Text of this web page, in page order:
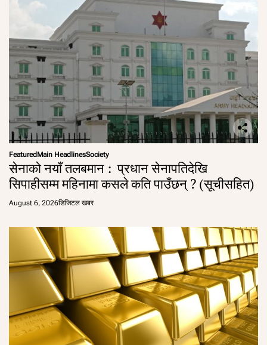
FeaturedMain HeadlinesSociety
सेनाको नयाँ तलबमान : प्रधान सेनापतिदेखि
सिपाहीसम्म महिनामा कसले कति पाउँछन् ? (सूचीसहित)
August 6, 2026डिजिटल खबर